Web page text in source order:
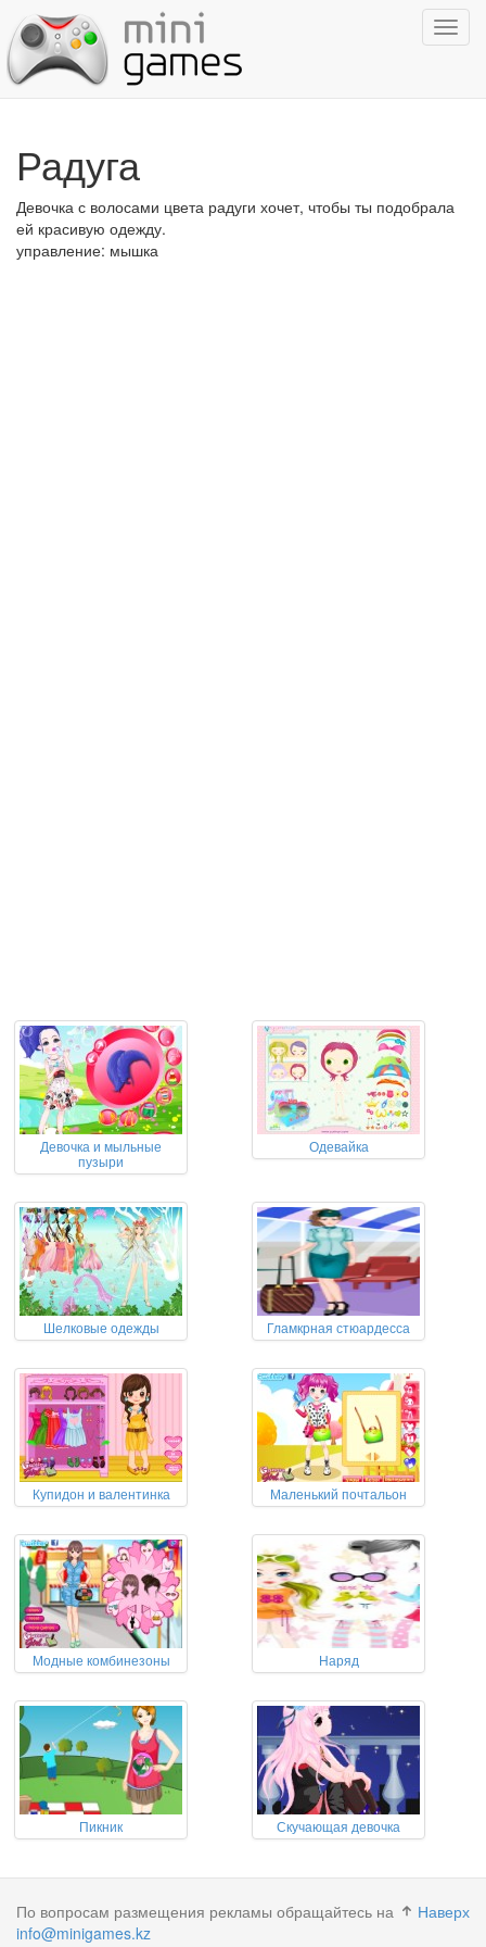
Радуга
Девочка с волосами цвета радуги хочет, чтобы ты подобрала
ей красивую одежду.
управление: мышка
Девочка и мыльные
пузыри
Одевайка
Шелковые одежды Гламкрная стюардесса
Купидон и валентинка Маленький почтальон
Модные комбинезоны Наряд
Пикник Скучающая девочка
Наверх
По вопросам размещения рекламы обращайтесь на
info@minigames.kz